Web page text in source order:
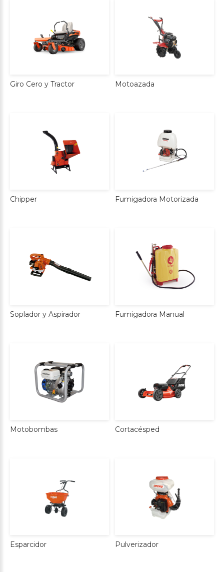
Giro Cero y Tractor Motoazada
Chipper Fumigadora Motorizada
Soplador y Aspirador Fumigadora Manual
Motobombas Cortacésped
Esparcidor Pulverizador